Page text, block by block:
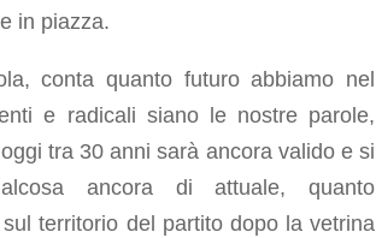
in piazza.
conta quanto futuro abbiamo nel
e radicali siano le nostre parole,
tra 30 anni sarà ancora valido e si
ancora di attuale, quanto
territorio del partito dopo la vetrina